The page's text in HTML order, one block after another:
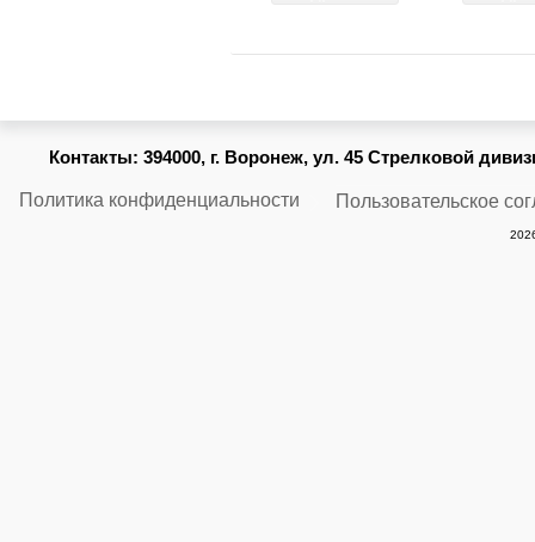
Контакты: 394000, г. Воронеж, ул. 45 Стрелковой
Политика конфиденциальности Пользовательское